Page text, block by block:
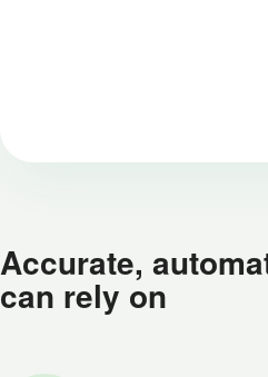
Accurate,
can rely on